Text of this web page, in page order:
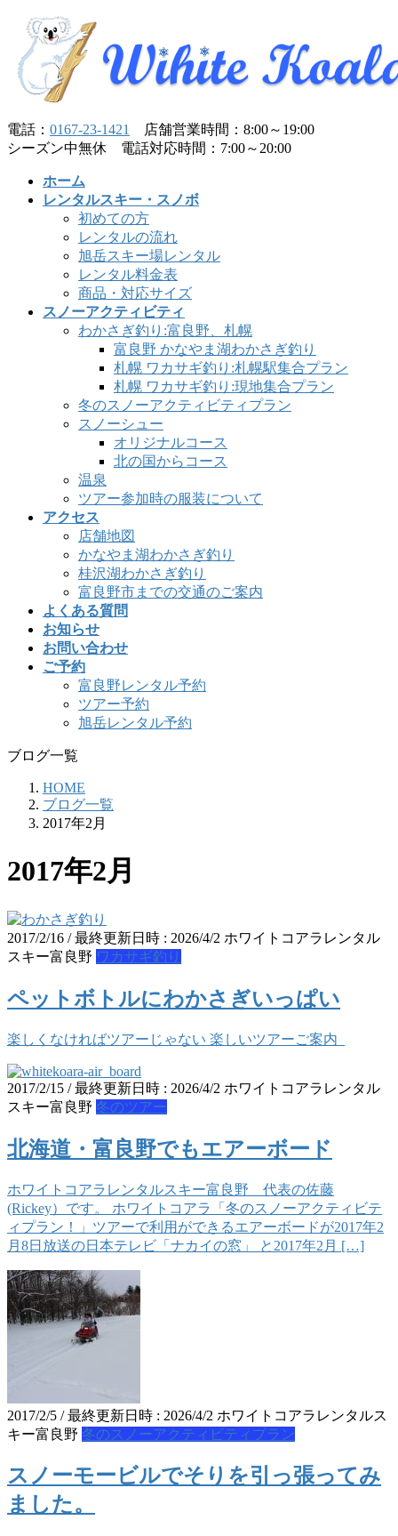
テ
ン
ス
キ
ゲ
ー
ン
に
電話： 0167-23-1421
店舗営業時間：8:00～19:00
シーズン中無休 電話対応時間：7:00～20:00
ホーム
レンタルスキー・スノボ
初めての方
レンタルの流れ
旭岳スキー場レンタル
レンタル料金表
商品・対応サイズ
スノーアクティビティ
わかさぎ釣り:富良野、札幌
富良野 かなやま湖わかさぎ釣り
札幌 ワカサギ釣り:札幌駅集合プラン
札幌 ワカサギ釣り:現地集合プラン
冬のスノーアクティビティプラン
スノーシュー
オリジナルコース
北の国からコース
温泉
ツアー参加時の服装について
アクセス
店舗地図
かなやま湖わかさぎ釣り
桂沢湖わかさぎ釣り
富良野市までの交通のご案内
よくある質問
お知らせ
お問い合わせ
ご予約
富良野レンタル予約
ツアー予約
旭岳レンタル予約
ブログ一覧
HOME
ブログ一覧
2017年2月
2017年2月
2017/2/16 / 最終更新日時 : 2026/4/2 ホワイトコアラレンタル
スキー富良野 ワカサギ釣り
ペットボトルにわかさぎいっぱい
楽しくなければツアーじゃない 楽しいツアーご案内
2017/2/15 / 最終更新日時 : 2026/4/2 ホワイトコアラレンタル
スキー富良野 冬のツアー
北海道・富良野でもエアーボード
ホワイトコアラレンタルスキー富良野 代表の佐藤
(Rickey）です。 ホワイトコアラ「冬のスノーアクティビテ
ィプラン！」ツアーで利用ができるエアーボードが2017年2
月8日放送の日本テレビ「ナカイの窓」 と2017年2月 […]
2017/2/5 / 最終更新日時 : 2026/4/2 ホワイトコアラレンタルス
キー富良野 冬のスノーアクティビティプラン
スノーモービルでそりを引っ張ってみ
ました。